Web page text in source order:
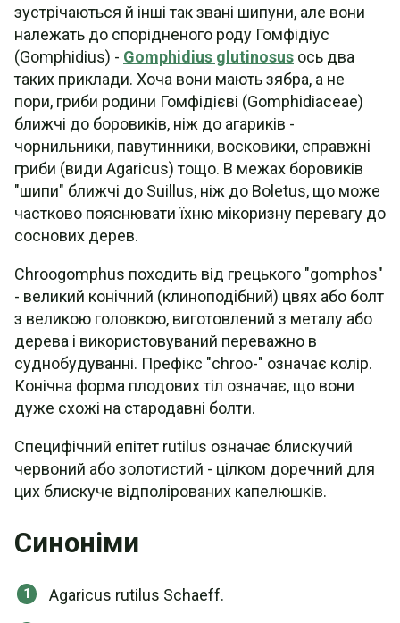
зустрічаються й інші так звані шипуни, але вони
належать до спорідненого роду Гомфідіус
(Gomphidius) - Gomphidius glutinosus ось два
таких приклади. Хоча вони мають зябра, а не
пори, гриби родини Гомфідієві (Gomphidiaceae)
ближчі до боровиків, ніж до агариків -
чорнильники, павутинники, восковики, справжні
гриби (види Agaricus) тощо. В межах боровиків
"шипи" ближчі до Suillus, ніж до Boletus, що може
частково пояснювати їхню мікоризну перевагу до
соснових дерев.
Chroogomphus походить від грецького "gomphos"
- великий конічний (клиноподібний) цвях або болт
з великою головкою, виготовлений з металу або
дерева і використовуваний переважно в
суднобудуванні. Префікс "chroo-" означає колір.
Конічна форма плодових тіл означає, що вони
дуже схожі на стародавні болти.
Специфічний епітет rutilus означає блискучий
червоний або золотистий - цілком доречний для
цих блискуче відполірованих капелюшків.
Синоніми
Agaricus rutilus Schaeff.